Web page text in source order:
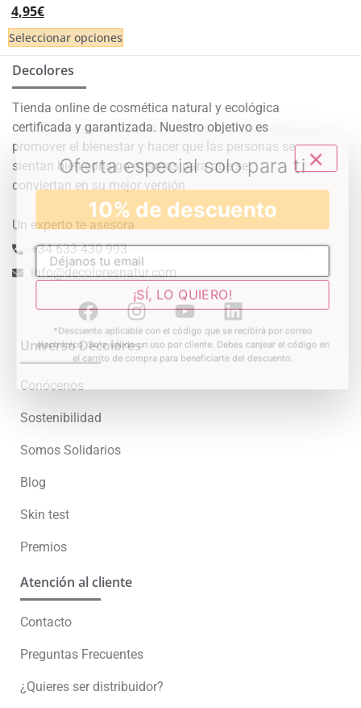
4,95€
Seleccionar opciones
Decolores
Tienda online de cosmética natural y ecológica
certificada y garantizada. Nuestro objetivo es
promover el bienestar y hacer que las personas se
sientan bien consigo mismas para que se
conviertan en su mejor versión
Un experto te asesora
+34 633 430 993
info@decoloresnatur.com
Universo Decolores
Conócenos
Sostenibilidad
Somos Solidarios
Blog
Skin test
Premios
Atención al cliente
Contacto
Preguntas Frecuentes
¿Quieres ser distribuidor?
Oferta especial solo para ti
10% de descuento
No rellenar
*Descuento aplicable con el código que se recibirá por correo
electrónico. Solo válido un uso por cliente. Debes canjear el código en
el carrito de compra para beneficiarte del descuento.